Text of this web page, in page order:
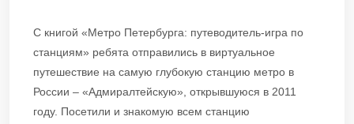
С книгой «Метро Петербурга: путеводитель-игра по
станциям» ребята отправились в виртуальное
путешествие на самую глубокую станцию метро в
России – «Адмиралтейскую», открывшуюся в 2011
году. Посетили и знакомую всем станцию